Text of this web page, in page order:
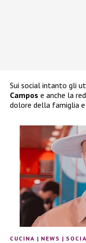
Sui social intanto gli
Campos e anche la
dolore della famiglia
CUCINA | NEWS |